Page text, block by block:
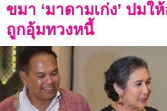
ขมา ‘มาดามเก่ง’ ปม
ถูกอุ้มทวงหนี้